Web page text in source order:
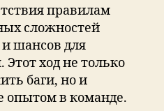
правилам
сложностей
шансов для
ход не только
баги, но и
опытом в команде.